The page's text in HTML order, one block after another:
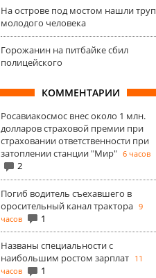
На острове под мостом нашли труп
молодого человека
Горожанин на питбайке сбил
полицейского
КОММЕНТАРИИ
Росавиакосмос внес около 1 млн.
долларов страховой премии при
страховании ответственности при
затоплении станции "Мир" 6 часов
2
Погиб водитель съехавшего в
оросительный канал трактора 9
часов
1
Названы специальности с
наибольшим ростом зарплат 11
часов
1